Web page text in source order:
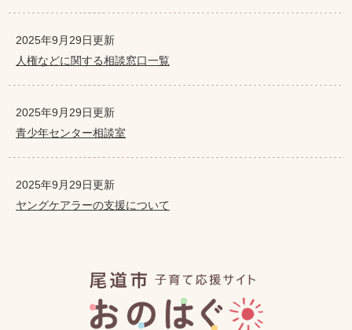
2025年9月29日更新
人権などに関する相談窓口一覧
2025年9月29日更新
青少年センター相談室
2025年9月29日更新
ヤングケアラーの支援について